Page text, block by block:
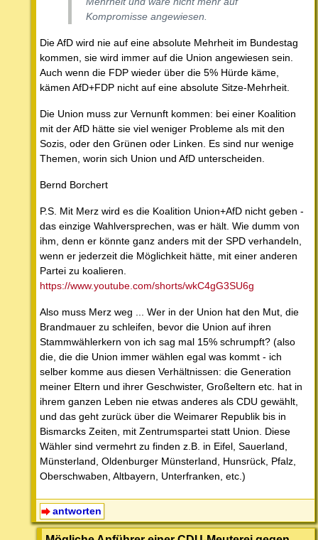
Kompromisse angewiesen.
Die AfD wird nie auf eine absolute Mehrheit im Bundestag
kommen, sie wird immer auf die Union angewiesen sein.
Auch wenn die FDP wieder über die 5% Hürde käme,
kämen AfD+FDP nicht auf eine absolute Sitze-Mehrheit.
Die Union muss zur Vernunft kommen: bei einer Koalition
mit der AfD hätte sie viel weniger Probleme als mit den
Sozis, oder den Grünen oder Linken. Es sind nur wenige
Themen, worin sich Union und AfD unterscheiden.
Bernd Borchert
P.S. Mit Merz wird es die Koalition Union+AfD nicht geben -
das einzige Wahlversprechen, was er hält. Wie dumm von
ihm, denn er könnte ganz anders mit der SPD verhandeln,
wenn er jederzeit die Möglichkeit hätte, mit einer anderen
Partei zu koalieren.
https://www.youtube.com/shorts/wkC4gG3SU6g
Also muss Merz weg ... Wer in der Union hat den Mut, die
Brandmauer zu schleifen, bevor die Union auf ihren
Stammwählerkern von ich sag mal 15% schrumpft? (also
die, die die Union immer wählen egal was kommt - ich
selber komme aus diesen Verhältnissen: die Generation
meiner Eltern und ihrer Geschwister, Großeltern etc. hat in
ihrem ganzen Leben nie etwas anderes als CDU gewählt,
und das geht zurück über die Weimarer Republik bis in
Bismarcks Zeiten, mit Zentrumspartei statt Union. Diese
Wähler sind vermehrt zu finden z.B. in Eifel, Sauerland,
Münsterland, Oldenburger Münsterland, Hunsrück, Pfalz,
Oberschwaben, Altbayern, Unterfranken, etc.)
antworten